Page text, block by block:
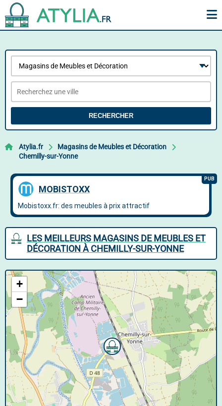
RECHERCHER
Atylia.fr
Magasins de Meubles et Décoration
Chemilly-sur-Yonne
LES MEILLEURS MAGASINS DE MEUBLES ET
DÉCORATION À CHEMILLY-SUR-YONNE
+
−